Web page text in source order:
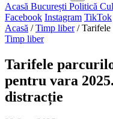
Acasă București Politică
Facebook Instagram TikTok
Acasă /Timp liber /
Timp liber
Tarifele
pentru vara
distracție